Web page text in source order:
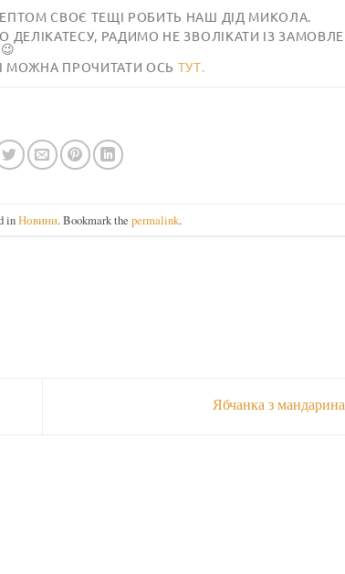
СВОЄ ТЕЩІ РОБИТЬ НАШ ДІД МИКОЛА.
РАДИМО НЕ ЗВОЛІКАТИ ІЗ
МОЖНА ПРОЧИТАТИ ОСЬ ТУТ.
inНовини. Bookmark thepermalink.
Ябчанка з